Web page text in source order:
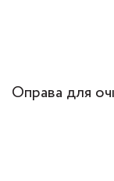
Оправа для